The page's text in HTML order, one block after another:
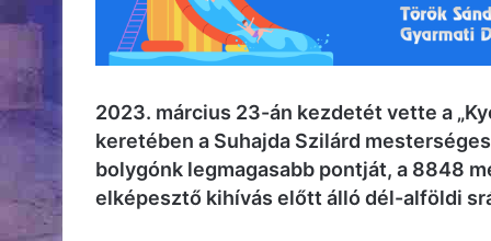
2023. március 23-án kezdetét vette a
keretében a Suhajda Szilárd
bolygónk legmagasabb pontját, a 8848
elképesztő kihívás előtt álló dél-alföldi